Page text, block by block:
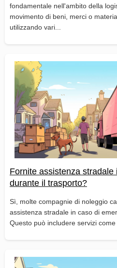
fondamentale nell'ambito della
movimento di beni, merci o
utilizzando vari...
Fornite assistenza
durante il trasporto?
Sì, molte compagnie di noleggio
assistenza stradale in caso di
Questo può includere servizi come